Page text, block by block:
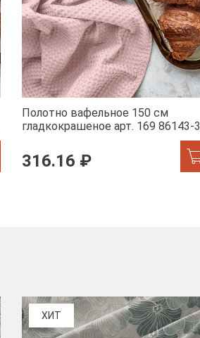
Полотно вафельное 150 см
гладкокрашеное арт. 169 86143-3
316.16 ₽
ХИТ